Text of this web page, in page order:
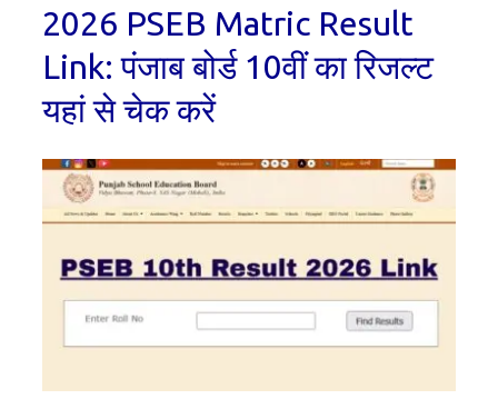
2026 PSEB Matric Result
Link: पंजाब बोर्ड 10वीं का रिजल्ट
यहां से चेक करें